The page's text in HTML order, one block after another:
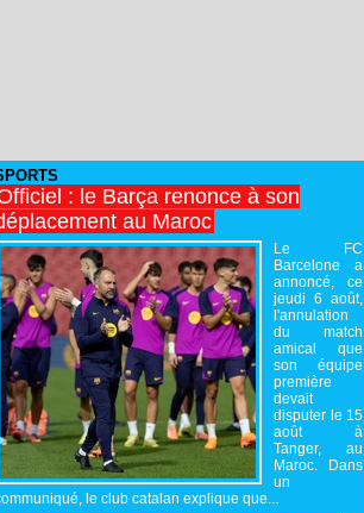
: le Barça renonce à son
au Maroc
Le FC
Barcelone a
annoncé, ce
jeudi 6 août,
l'annulation
du match
amical que
son équipe
première
devait
disputer le 15
août à
Tanger, au
Maroc. Dans
un
le club catalan explique que...